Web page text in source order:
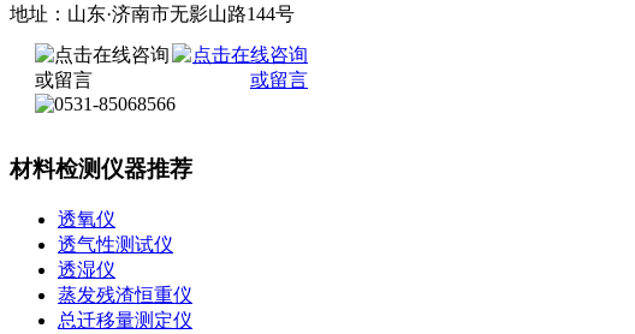
地址：山东·济南市无影山路144号
材料检测仪器推荐
透氧仪
透气性测试仪
透湿仪
蒸发残渣恒重仪
总迁移量测定仪